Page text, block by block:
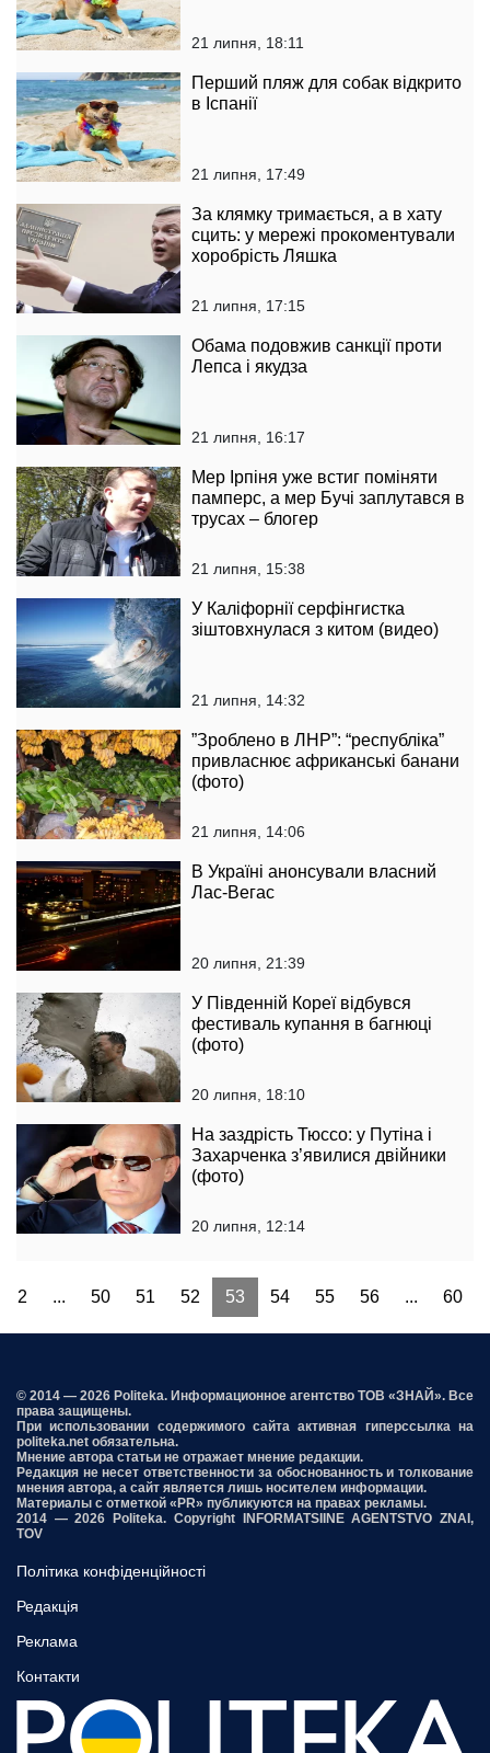
21 липня, 18:11
Перший пляж для собак відкрито
в Іспанії
21 липня, 17:49
За клямку тримається, а в хату
сцить: у мережі прокоментували
хоробрість Ляшка
21 липня, 17:15
Обама подовжив санкції проти
Лепса і якудза
21 липня, 16:17
Мер Ірпіня уже встиг поміняти
памперс, а мер Бучі заплутався в
трусах – блогер
21 липня, 15:38
У Каліфорнії серфінгистка
зіштовхнулася з китом (видео)
21 липня, 14:32
”Зроблено в ЛНР”: “республіка”
привласнює африканські банани
(фото)
21 липня, 14:06
В Україні анонсували власний
Лас-Вегас
20 липня, 21:39
У Південній Кореї відбувся
фестиваль купання в багнюці
(фото)
20 липня, 18:10
На заздрість Тюссо: у Путіна і
Захарченка з’явилися двійники
(фото)
20 липня, 12:14
2 ... 50 51 52 53 54 55 56 ... 60
© 2014 — 2026 Politeka. Информационное агентство ТОВ «ЗНАЙ». Все
права защищены.
При использовании содержимого сайта активная гиперссылка на
politeka.net обязательна.
Мнение автора статьи не отражает мнение редакции.
Редакция не несет ответственности за обоснованность и толкование
мнения автора, а сайт является лишь носителем информации.
Материалы с отметкой «PR» публикуются на правах рекламы.
2014 — 2026 Politeka. Copyright INFORMATSIINE AGENTSTVO ZNAI,
TOV
Політика конфіденційності
Редакція
Реклама
Контакти